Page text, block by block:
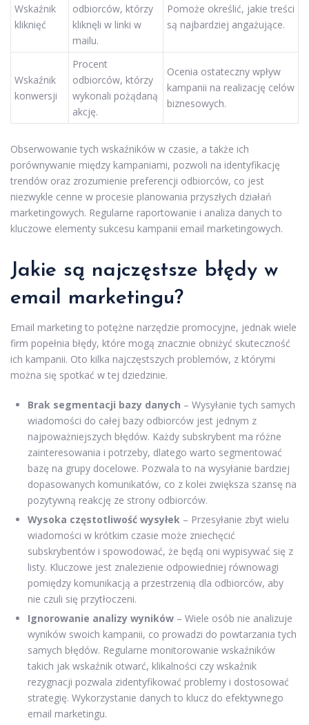
Wskaźnik
kliknięć
odbiorców, którzy
kliknęli w linki w
mailu.
Pomoże określić, jakie treści
są najbardziej angażujące.
Wskaźnik
konwersji
Procent
odbiorców, którzy
wykonali pożądaną
akcję.
Ocenia ostateczny wpływ
kampanii na realizację celów
biznesowych.
Obserwowanie tych wskaźników w czasie, a także ich
porównywanie między kampaniami, pozwoli na identyfikację
trendów oraz zrozumienie preferencji odbiorców, co jest
niezwykle cenne w procesie planowania przyszłych działań
marketingowych. Regularne raportowanie i analiza danych to
kluczowe elementy sukcesu kampanii email marketingowych.
Jakie są najczęstsze błędy w
email marketingu?
Email marketing to potężne narzędzie promocyjne, jednak wiele
firm popełnia błędy, które mogą znacznie obniżyć skuteczność
ich kampanii. Oto kilka najczęstszych problemów, z którymi
można się spotkać w tej dziedzinie.
Brak segmentacji bazy danych – Wysyłanie tych samych
wiadomości do całej bazy odbiorców jest jednym z
najpoważniejszych błędów. Każdy subskrybent ma różne
zainteresowania i potrzeby, dlatego warto segmentować
bazę na grupy docelowe. Pozwala to na wysyłanie bardziej
dopasowanych komunikatów, co z kolei zwiększa szansę na
pozytywną reakcję ze strony odbiorców.
Wysoka częstotliwość wysyłek – Przesyłanie zbyt wielu
wiadomości w krótkim czasie może zniechęcić
subskrybentów i spowodować, że będą oni wypisywać się z
listy. Kluczowe jest znalezienie odpowiedniej równowagi
pomiędzy komunikacją a przestrzenią dla odbiorców, aby
nie czuli się przytłoczeni.
Ignorowanie analizy wyników – Wiele osób nie analizuje
wyników swoich kampanii, co prowadzi do powtarzania tych
samych błędów. Regularne monitorowanie wskaźników
takich jak wskaźnik otwarć, klikalności czy wskaźnik
rezygnacji pozwala zidentyfikować problemy i dostosować
strategię. Wykorzystanie danych to klucz do efektywnego
email marketingu.